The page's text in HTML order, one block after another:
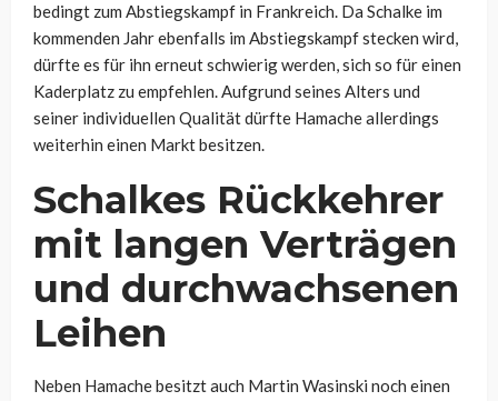
bedingt zum Abstiegskampf in Frankreich. Da Schalke im
kommenden Jahr ebenfalls im Abstiegskampf stecken wird,
dürfte es für ihn erneut schwierig werden, sich so für einen
Kaderplatz zu empfehlen. Aufgrund seines Alters und
seiner individuellen Qualität dürfte Hamache allerdings
weiterhin einen Markt besitzen.
Schalkes Rückkehrer
mit langen Verträgen
und durchwachsenen
Leihen
Neben Hamache besitzt auch Martin Wasinski noch einen